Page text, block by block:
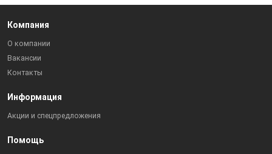
Компания
О компании
Вакансии
Контакты
Информация
Акции и спецпредложения
Помощь